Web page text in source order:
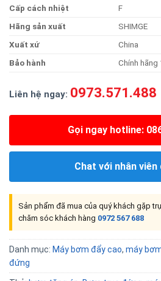
Cấp cách nhiệt
F
Hãng sản xuất
SHIMGE
Xuất xứ
China
Bảo hành Chính hãng
Liên hệ ngay: 0973.571.488
Gọi ngay hotline:
Chat với nhân viên
Sản phẩm đã mua của quý khách gặp
chăm sóc khách hàng 0972 567 688
Danh mục: Máy bơm đẩy cao, máy
đứng